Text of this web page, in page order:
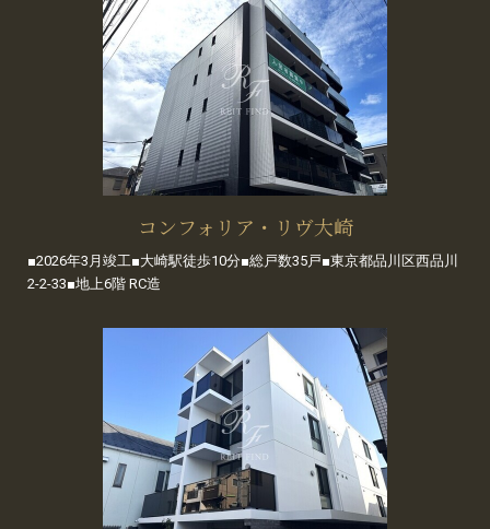
コンフォリア・リヴ大崎
■2026年3月竣工■大崎駅徒歩10分■総戸数35戸■東京都品川区西品川
2-2-33■地上6階 RC造